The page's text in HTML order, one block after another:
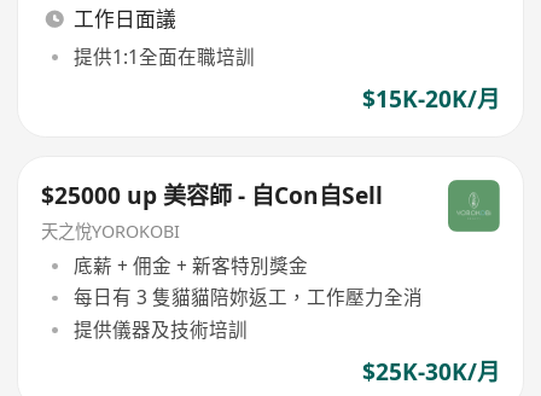
工作日面議
提供1:1全面在職培訓
$15K-20K/月
$25000 up 美容師 - 自Con自Sell
天之悅YOROKOBI
底薪 + 佣金 + 新客特別獎金
每日有 3 隻貓貓陪妳返工，工作壓力全消
提供儀器及技術培訓
$25K-30K/月